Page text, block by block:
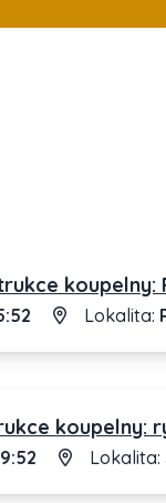
Lokalita:
koupelny:
Lokalita: